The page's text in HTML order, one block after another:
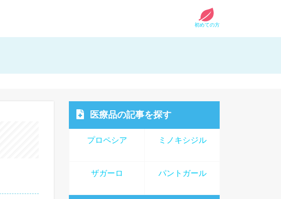
初めての方
医療品の記事を探す
プロペシア ミノキシジル
ザガーロ パントガール